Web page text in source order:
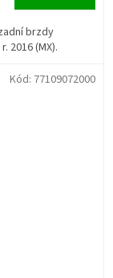
brzdy
2016 (MX).
Kód: 77109072000